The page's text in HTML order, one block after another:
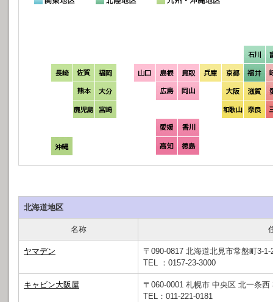
北海道地区
名称
ヤマデン
〒090-0817 北海道北見市常盤町3-1-
TEL ：0157-23-3000
キャビン大阪屋
〒060-0001 札幌市 中央区 北一条
TEL：011-221-0181